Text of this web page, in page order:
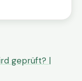
geprüft? |